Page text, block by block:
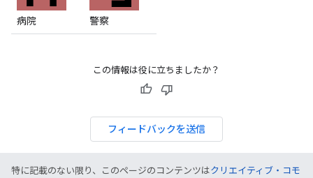
病院 警察
この情報は役に立ちましたか？
フィードバックを送信
特に記載のない限り、このページのコンテンツはクリエイティブ・コモ